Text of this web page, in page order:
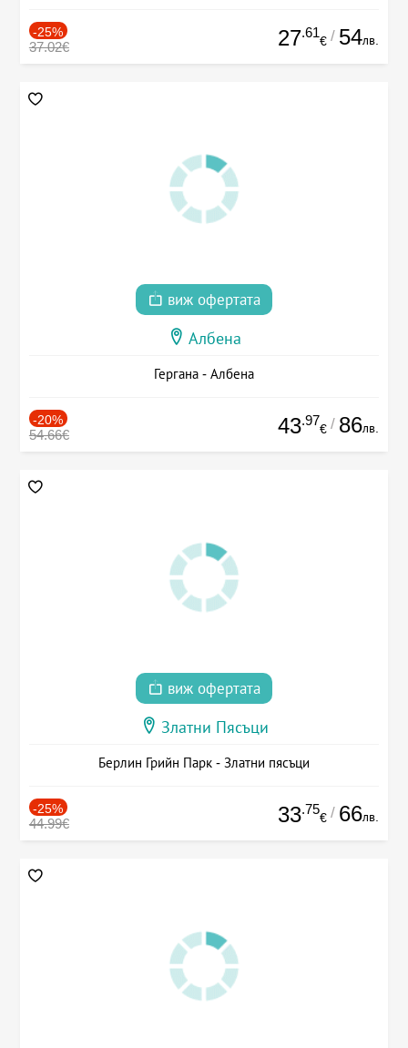
-25%
37.02€ 27.61
€ / 54лв.
виж офертата
Албена
Гергана - Албена
-20%
54.66€ 43.97
€ / 86лв.
виж офертата
Златни Пясъци
Берлин Грийн Парк - Златни пясъци
-25%
44.99€ 33.75
€ / 66лв.